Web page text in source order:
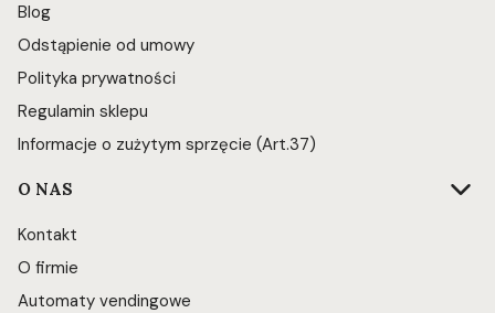
Blog
Odstąpienie od umowy
Polityka prywatności
Regulamin sklepu
Informacje o zużytym sprzęcie (Art.37)
O NAS
Kontakt
O firmie
Automaty vendingowe